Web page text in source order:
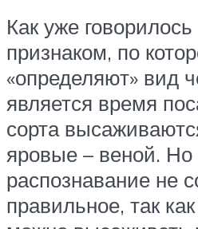
Как уже
признаком, по
«определяют» вид
является время
сорта
яровые – веной. Но
распознавание не
правильное, так